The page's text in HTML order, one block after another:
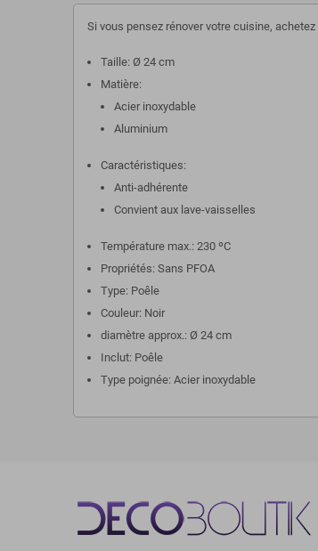
Si vous pensez rénover votre cuisine, achetez
Taille: Ø 24 cm
Matière:
Acier inoxydable
Aluminium
Caractéristiques:
Anti-adhérente
Convient aux lave-vaisselles
Température max.: 230 ºC
Propriétés: Sans PFOA
Type: Poêle
Couleur: Noir
diamètre approx.: Ø 24 cm
Inclut: Poêle
Type poignée: Acier inoxydable